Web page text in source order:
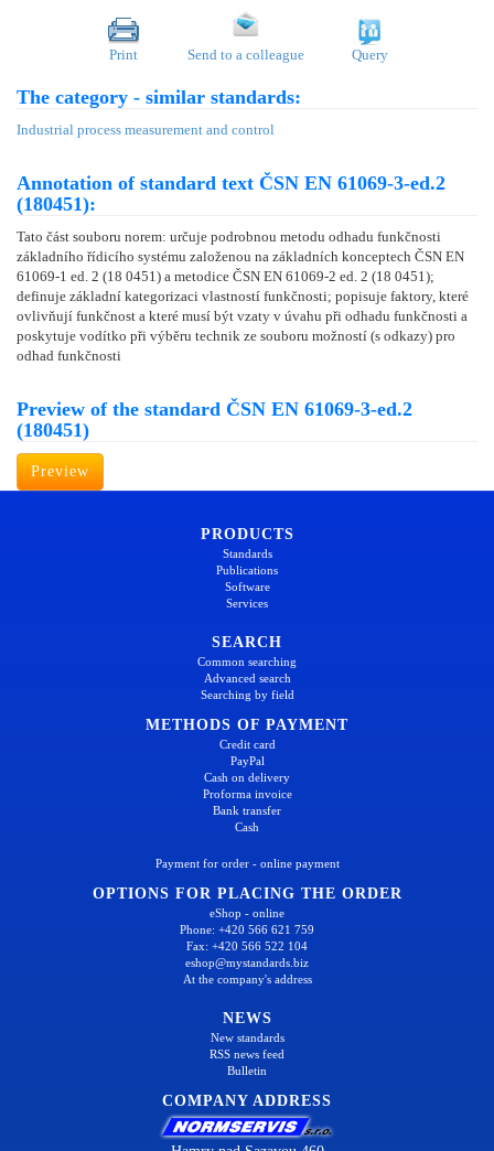
Print Send to a colleague Query
The category - similar standards:
Industrial process measurement and control
Annotation of standard text ČSN EN 61069-3-ed.2
(180451):
Tato část souboru norem: určuje podrobnou metodu odhadu funkčnosti
základního řídicího systému založenou na základních konceptech ČSN EN
61069-1 ed. 2 (18 0451) a metodice ČSN EN 61069-2 ed. 2 (18 0451);
definuje základní kategorizaci vlastností funkčnosti; popisuje faktory, které
ovlivňují funkčnost a které musí být vzaty v úvahu při odhadu funkčnosti a
poskytuje vodítko při výběru technik ze souboru možností (s odkazy) pro
odhad funkčnosti
Preview of the standard ČSN EN 61069-3-ed.2
(180451)
Preview
PRODUCTS
Standards
Publications
Software
Services
SEARCH
Common searching
Advanced search
Searching by field
METHODS OF PAYMENT
Credit card
PayPal
Cash on delivery
Proforma invoice
Bank transfer
Cash
Payment for order - online payment
OPTIONS FOR PLACING THE ORDER
eShop - online
Phone: +420 566 621 759
Fax: +420 566 522 104
eshop@mystandards.biz
At the company's address
NEWS
New standards
RSS news feed
Bulletin
COMPANY ADDRESS